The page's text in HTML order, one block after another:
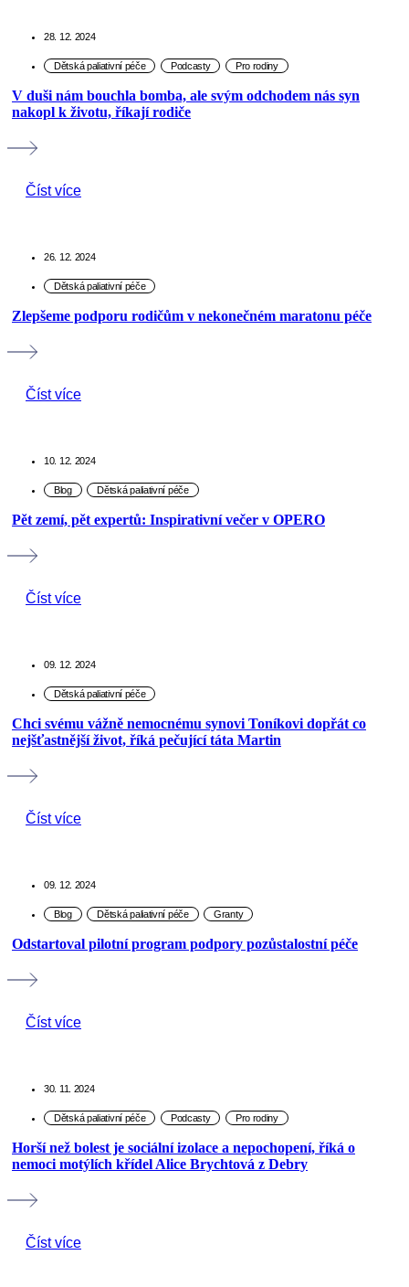
28. 12. 2024
V duši nám bouchla bomba, ale svým odchodem nás syn
nakopl k životu, říkají rodiče
Číst více
26. 12. 2024
Zlepšeme podporu rodičům v nekonečném maratonu péče
Číst více
10. 12. 2024
Pět zemí, pět expertů: Inspirativní večer v OPERO
Číst více
09. 12. 2024
Chci svému vážně nemocnému synovi Toníkovi dopřát co
nejšťastnější život, říká pečující táta Martin
Číst více
09. 12. 2024
Odstartoval pilotní program podpory pozůstalostní péče
Číst více
30. 11. 2024
Horší než bolest je sociální izolace a nepochopení, říká o
nemoci motýlích křídel Alice Brychtová z Debry
Číst více